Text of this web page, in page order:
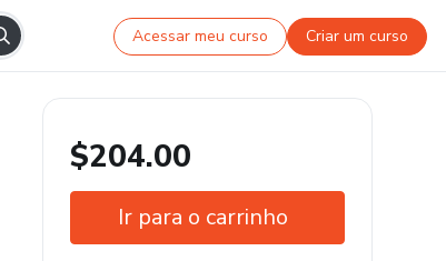
Acessar meu curso Criar um curso
$204.00
Ir para o carrinho